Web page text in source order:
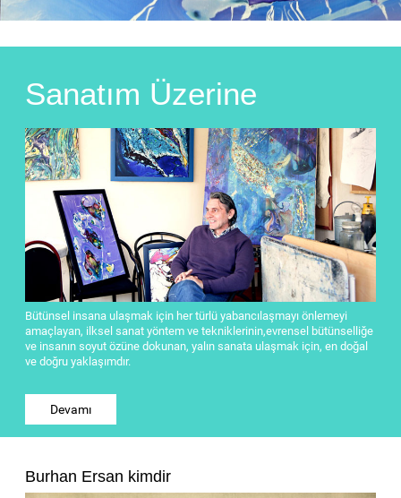
Sanatım Üzerine
Bütünsel insana ulaşmak için her türlü yabancılaşmayı önlemeyi
amaçlayan, ilksel sanat yöntem ve tekniklerinin,evrensel bütünselliğe
ve insanın soyut özüne dokunan, yalın sanata ulaşmak için, en doğal
ve doğru yaklaşımdır.
Devamı
Burhan Ersan kimdir